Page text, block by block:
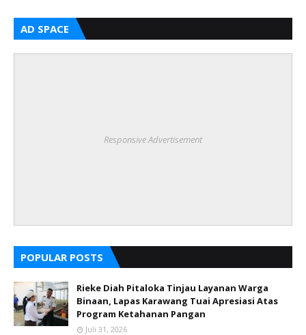
AD SPACE
Responsive Advertisement
POPULAR POSTS
Rieke Diah Pitaloka Tinjau Layanan Warga
Binaan, Lapas Karawang Tuai Apresiasi Atas
Program Ketahanan Pangan
Juli 31, 2026